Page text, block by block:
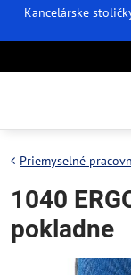
Kancelárske
Priemyselné
1040
pokladne